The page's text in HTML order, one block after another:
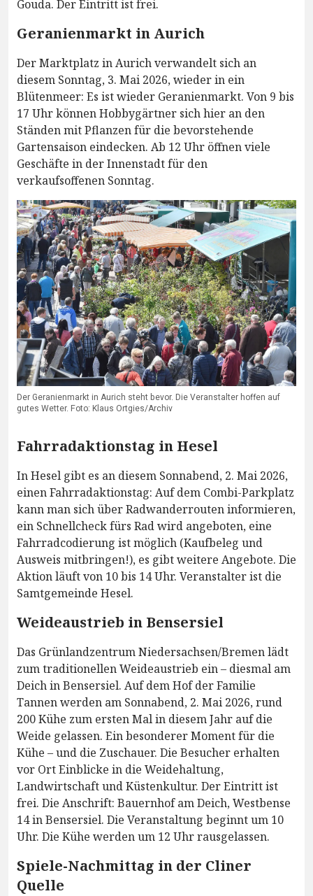
Gouda. Der Eintritt ist frei.
Geranienmarkt in Aurich
Der Marktplatz in Aurich verwandelt sich an
diesem Sonntag, 3. Mai 2026, wieder in ein
Blütenmeer: Es ist wieder Geranienmarkt. Von 9 bis
17 Uhr können Hobbygärtner sich hier an den
Ständen mit Pflanzen für die bevorstehende
Gartensaison eindecken. Ab 12 Uhr öffnen viele
Geschäfte in der Innenstadt für den
verkaufsoffenen Sonntag.
Der Geranienmarkt in Aurich steht bevor. Die Veranstalter hoffen auf
gutes Wetter. Foto: Klaus Ortgies/Archiv
Fahrradaktionstag in Hesel
In Hesel gibt es an diesem Sonnabend, 2. Mai 2026,
einen Fahrradaktionstag: Auf dem Combi-Parkplatz
kann man sich über Radwanderrouten informieren,
ein Schnellcheck fürs Rad wird angeboten, eine
Fahrradcodierung ist möglich (Kaufbeleg und
Ausweis mitbringen!), es gibt weitere Angebote. Die
Aktion läuft von 10 bis 14 Uhr. Veranstalter ist die
Samtgemeinde Hesel.
Weideaustrieb in Bensersiel
Das Grünlandzentrum Niedersachsen/Bremen lädt
zum traditionellen Weideaustrieb ein – diesmal am
Deich in Bensersiel. Auf dem Hof der Familie
Tannen werden am Sonnabend, 2. Mai 2026, rund
200 Kühe zum ersten Mal in diesem Jahr auf die
Weide gelassen. Ein besonderer Moment für die
Kühe – und die Zuschauer. Die Besucher erhalten
vor Ort Einblicke in die Weidehaltung,
Landwirtschaft und Küstenkultur. Der Eintritt ist
frei. Die Anschrift: Bauernhof am Deich, Westbense
14 in Bensersiel. Die Veranstaltung beginnt um 10
Uhr. Die Kühe werden um 12 Uhr rausgelassen.
Spiele-Nachmittag in der Cliner
Quelle